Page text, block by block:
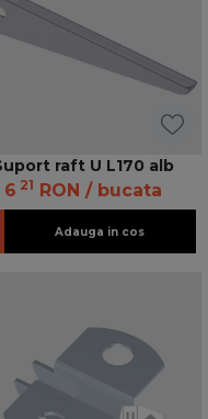
raft U L170 alb
6 21 RON / bucata
Adauga in cos